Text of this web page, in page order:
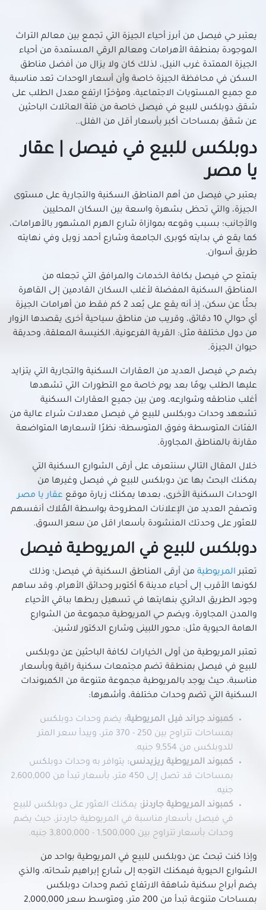
دوبلكس للبيع في الطالبيه
دوبلكس للبيع في العجوزة
دوبلكس للبيع في العمرانية
دوبلكس للبيع في اللبيني
دوبلكس للبيع في المريوطية
دوبلكس للبيع في المهندسين
دوبلكس للبيع في الهرم
دوبلكس للبيع في الوراق
دوبلكس للبيع في بشتيل
دوبلكس للبيع في بولاق الدكرور
دوبلكس للبيع في بيفرلي هيلز
دوبلكس للبيع في حدائق أكتوبر
دوبلكس للبيع في دار مصر
دوبلكس للبيع في دجلة بالمز
دوبلكس للبيع في كرداسة
دوبلكس للبيع في أوسيم
يعتبر حي فيصل من أبرز أحياء الجيزة التي تجمع بين معالم التراث
الموجودة بمنطقة الأهرامات ومعالم الرقي المستمدة من أحياء
الجيزة الممتدة غرب النيل، لذلك كان ولا يزال من أفضل مناطق
السكن في محافظة الجيزة خاصة وأن أسعار الوحدات تعد مناسبة
مع جميع المستويات الاجتماعية، ومؤخرًا ارتفع معدل الطلب على
شقق دوبلكس للبيع في فيصل خاصة من فئة العائلات الباحثين
عن شقق بمساحات أكبر بأسعار أقل من الفلل..
دوبلكس للبيع في فيصل | عقار
يا مصر
يعتبر حي فيصل من أهم المناطق السكنية والتجارية على مستوى
الجيزة، والتي تحظى بشهرة واسعة بين السكان المحليين
والأجانب؛ بسبب وقوعه بموازاة شارع الهرم المشهور بالأهرامات،
كما يقع في بدايته كوبرى الجامعة وشارع أحمد زويل وفي نهايته
طريق أسوان.
يتمتع حي فيصل بكافة الخدمات والمرافق التي تجعله من
المناطق السكنية المفضلة لأغلب السكان القادمين إلى القاهرة
بحثًا عن سكن، إذ أنه يقع على بُعد 2 كم فقط من أهرامات الجيزة
أي حوالي 10 دقائق، وقريب من مناطق سياحية أخرى يقصدها الزوار
من دول مختلفة مثل: القرية الفرعونية، الكنيسة المعلقة، وحديقة
حيوان الجيزة.
يضم حي فيصل العديد من العقارات السكنية والتجارية التي يتزايد
عليها الطلب يومًا بعد يوم خاصة مع التطورات التي تشهدها
أغلب مناطقه وشوارعه، ومن بين جميع العقارات السكنية
تشعهد وحدات دوبكلس للبيع في فيصل معدلات شراء عالية من
الفئات المتوسطة وفوق المتوسطة؛ نظرًا لأسعارها المتواضعة
مقارنة بالمناطق المجاورة.
خلال المقال التالي سنتعرف على أرقى الشوارع السكنية التي
يمكنك البحث بها عن دوبلكس للبيع في فيصل وغيرها من
الوحدات السكنية الأخرى، بعدها يمكنك زيارة موقع عقار يا مصر
وتصفح العديد من الإعلانات المطروحة بواسطة المُلاك أنفسهم
للعثور على وحدتك المنشودة بأسعار اقل من سعر السوق.
دوبلكس للبيع في المريوطية فيصل
تعتبرالمريوطية من أرقى المناطق السكنية في فيصل؛ وذلك
لكونها الأقرب إلى أحياء مدينة 6 أكتوبر وحدائق الأهرام، وقد ساهم
وجود الطريق الدائري بنهايتها في تسهيل ربطها بباقي الأحياء
والمدن المجاورة، ويضم حي المريوطية مجموعة من الشوارع
الهامة الحيوية مثل: محور اللبينى وشارع الدكتور لاشين.
تعتبر المريوطية من أولى الخيارات لكافة الباحثين عن دوبلكس
للبيع في فيصل بمنطقة تضم مجتمعات سكنية راقية وبأسعار
مناسبة، حيث يوجد بالمريوطية مجموعة متنوعة من الكمبوندات
السكنية التي تضم وحدات مختلفة، وأشهرها:
كمبوند جراند فيل المريوطية: يضم وحدات دوبلكس
بمساحات تتراوح بين 250 - 370 متر، ويبدأ سعر المتر
للدوبلكس من 9,554 جنيه.
كمبوند المريوطية ريزيدنس: يتوافر به وحدات دوبلكس
بمساحات قد تصل إلى 450 متر، بأسعار تبدأ من 2,600,000
جنيه.
كمبوند المريوطية جاردنز: يمكنك العثور على دوبلكس للبيع
في فيصل بأسعار مناسبة في المريوطية جاردنز، حيث يضم
وحدات بأسعار تتراوح بين 1,500,000 - 3,800,000 جنيه.
وإذا كنت تبحث عن دوبلكس للبيع في المريوطية بواحد من
الشوارع الحيوية فيمكنك التوجه إلى شارع إبراهيم شحاته، والذي
يضم أبراج سكنية شاهقة الارتفاع تضم وحدات دوبلكس
بمساحات متنوعة تبدأ من 200 متر، ومتوسط سعر 2,000,000